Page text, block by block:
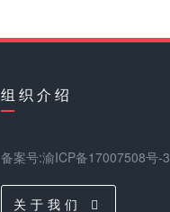
组 织 介 绍
备案号:渝ICP备17007508号-3
关 于 我 们